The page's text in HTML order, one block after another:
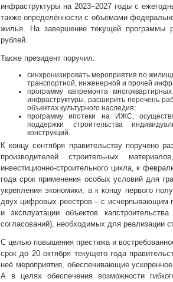
инфраструктуры на 2023–2027 годы с
также определённости с объёмами
жилья. На завершение текущей программы
рублей.
Также президент поручил:
синхронизировать мероприятия по
транспортной, инженерной и прочей
программу капремонта
инфраструктуры, расширить перечень
объектах культурного наследия;
программу ипотеки на ИЖС,
поддержки строительства
конструкций.
К концу сентября правительству поручено
производителей строительных
инвестиционно-строительного цикла, к
года срок применения особых условий для
укрепления экономики, а к концу первого
двух цифровых реестров – с исчерпывающим
и эксплуатации объектов
согласований), необходимых для реализации
С целью повышения престижа и
срок до 20 октября текущего года
неё мероприятия, обеспечивающие
А в целях обеспечения возможности